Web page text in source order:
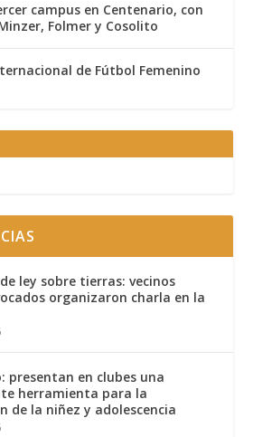
campus en Centenario, con
Folmer y Cosolito
de Fútbol Femenino
ley sobre tierras: vecinos
organizaron charla en la
presentan en clubes una
herramienta para la
de la niñez y adolescencia